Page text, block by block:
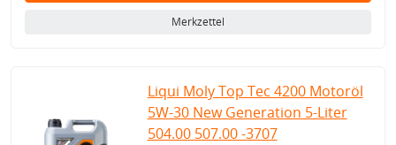
Merkzettel
Liqui Moly Top Tec 4200 Motoröl
5W-30 New Generation 5-Liter
504.00 507.00 -3707